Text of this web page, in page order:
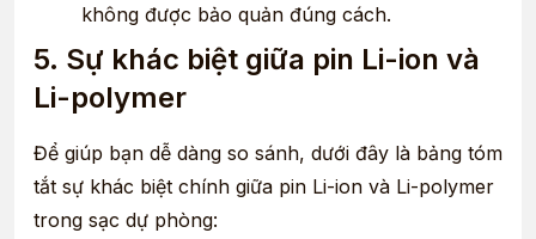
không được bảo quản đúng cách.
5. Sự khác biệt giữa pin Li-ion và
Li-polymer
Để giúp bạn dễ dàng so sánh, dưới đây là bảng tóm
tắt sự khác biệt chính giữa pin Li-ion và Li-polymer
trong sạc dự phòng: